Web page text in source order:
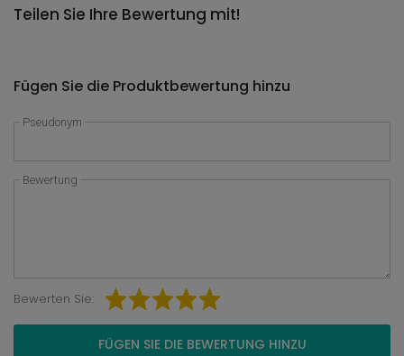
Teilen Sie Ihre Bewertung mit!
Fügen Sie die Produktbewertung hinzu
Pseudonym
Bewertung
Bewerten Sie:
FÜGEN SIE DIE BEWERTUNG HINZU